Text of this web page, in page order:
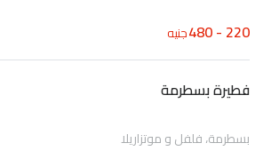
220 - 480 جنيه
فطيرة بسطرمة
بسطرمة، فلفل و موتزاريلا